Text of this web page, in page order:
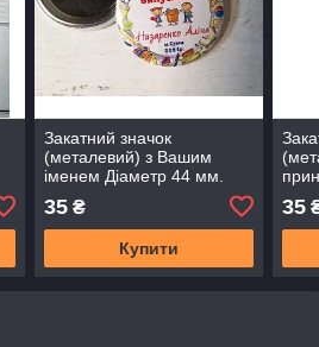
Закатний значок
(металевий) з Вашим
іменем Діаметр 44 мм.
35₴
Купити
35